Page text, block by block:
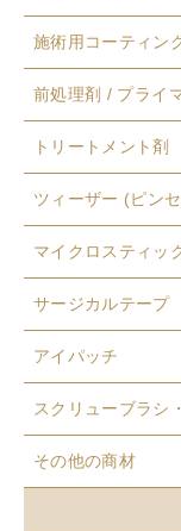
施術用コーティン
前処理剤 / プライ
トリートメント剤
ツィーザー (ピン
マイクロスティッ
サージカルテープ
アイパッチ
スクリューブラシ
その他の商材